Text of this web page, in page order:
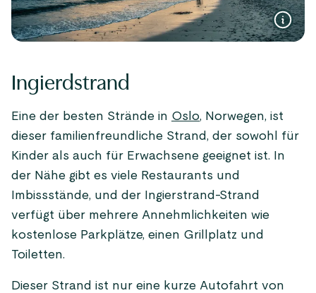
Ingierdstrand
Eine der besten Strände in Oslo, Norwegen, ist
dieser familienfreundliche Strand, der sowohl für
Kinder als auch für Erwachsene geeignet ist. In
der Nähe gibt es viele Restaurants und
Imbissstände, und der Ingierstrand-Strand
verfügt über mehrere Annehmlichkeiten wie
kostenlose Parkplätze, einen Grillplatz und
Toiletten.
Dieser Strand ist nur eine kurze Autofahrt von